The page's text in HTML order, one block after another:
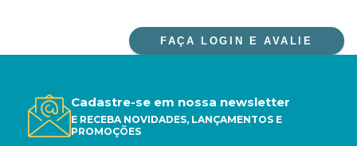
FAÇA LOGIN E AVALIE
Cadastre-se em nossa newsletter
E RECEBA NOVIDADES, LANÇAMENTOS E
PROMOÇÕES